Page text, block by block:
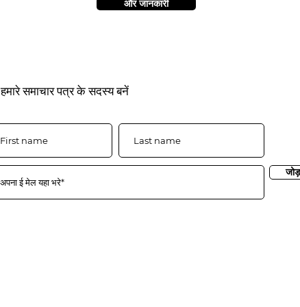
और जानकारी
हमारे समाचार पत्र के सदस्य बनें